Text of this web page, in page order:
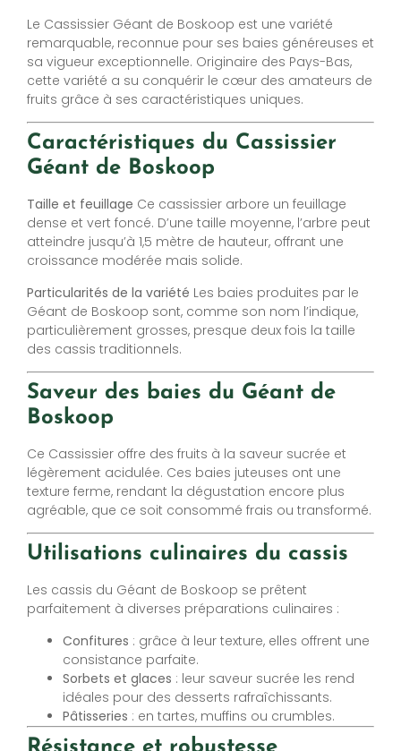
Le Cassissier Géant de Boskoop est une variété
remarquable, reconnue pour ses baies généreuses et
sa vigueur exceptionnelle. Originaire des Pays-Bas,
cette variété a su conquérir le cœur des amateurs de
fruits grâce à ses caractéristiques uniques.
Caractéristiques du Cassissier
Géant de Boskoop
Taille et feuillage Ce cassissier arbore un feuillage
dense et vert foncé. D’une taille moyenne, l’arbre peut
atteindre jusqu’à 1,5 mètre de hauteur, offrant une
croissance modérée mais solide.
Particularités de la variété Les baies produites par le
Géant de Boskoop sont, comme son nom l’indique,
particulièrement grosses, presque deux fois la taille
des cassis traditionnels.
Saveur des baies du Géant de
Boskoop
Ce Cassissier offre des fruits à la saveur sucrée et
légèrement acidulée. Ces baies juteuses ont une
texture ferme, rendant la dégustation encore plus
agréable, que ce soit consommé frais ou transformé.
Utilisations culinaires du cassis
Les cassis du Géant de Boskoop se prêtent
parfaitement à diverses préparations culinaires :
Confitures : grâce à leur texture, elles offrent une
consistance parfaite.
Sorbets et glaces : leur saveur sucrée les rend
idéales pour des desserts rafraîchissants.
Pâtisseries : en tartes, muffins ou crumbles.